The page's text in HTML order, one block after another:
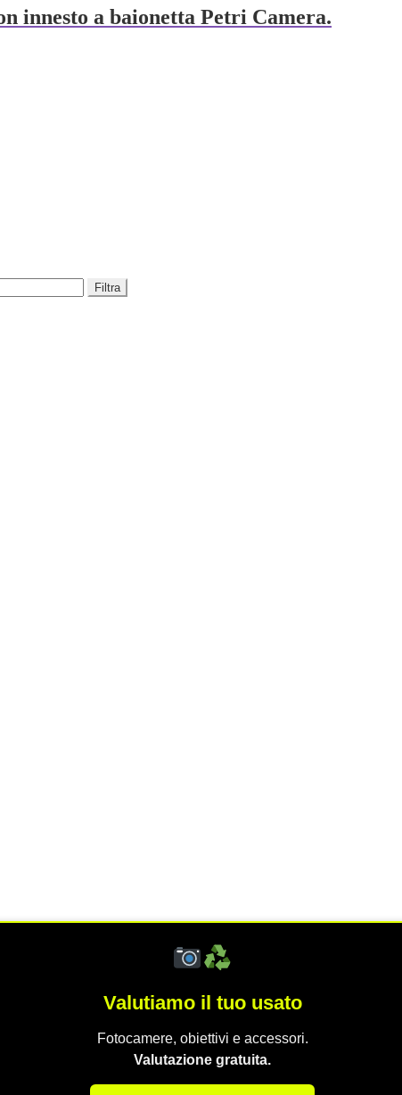
innesto a baionetta Petri Camera.
Filtra
Valutiamo il tuo usato
Fotocamere, obiettivi e accessori.
Valutazione gratuita.